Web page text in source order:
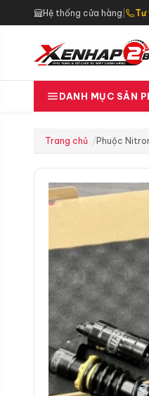
Hệ thống cửa hàng Tư
DANH MỤC SẢN
Trang chủ Phuộc